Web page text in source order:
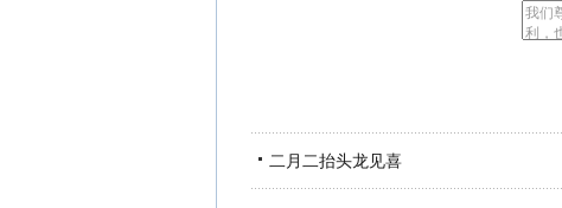
二月二抬头龙见喜